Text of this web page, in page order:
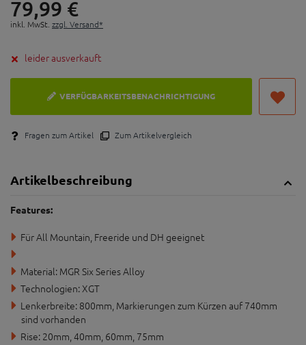
79,99 €
inkl. MwSt. zzgl. Versand*
leider ausverkauft
VERFÜGBARKEITSBENACHRICHTIGUNG
Fragen zum Artikel Zum Artikelvergleich
Artikelbeschreibung
Features:
Für All Mountain, Freeride und DH geeignet
Material: MGR Six Series Alloy
Technologien: XGT
Lenkerbreite: 800mm, Markierungen zum Kürzen auf 740mm
sind vorhanden
Rise: 20mm, 40mm, 60mm, 75mm